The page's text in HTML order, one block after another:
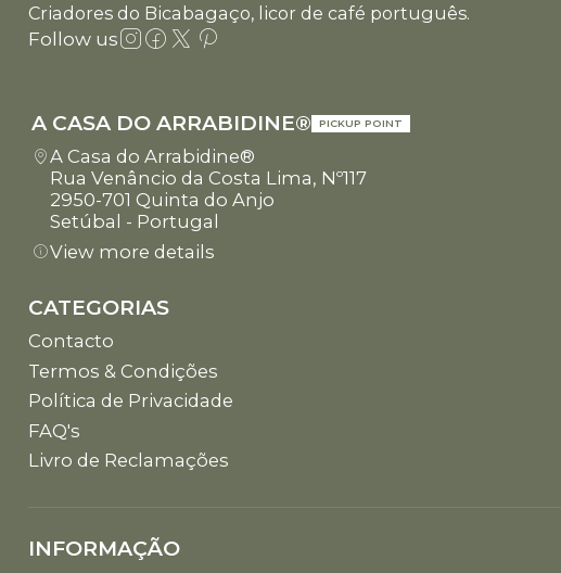
Criadores do Bicabagaço, licor de café português.
Follow us
A CASA DO ARRABIDINE® PICKUP POINT
A Casa do Arrabidine®
Rua Venâncio da Costa Lima, Nº117
2950-701 Quinta do Anjo
Setúbal - Portugal
View more details
CATEGORIAS
Contacto
Termos & Condições
Política de Privacidade
FAQ's
Livro de Reclamações
INFORMAÇÃO